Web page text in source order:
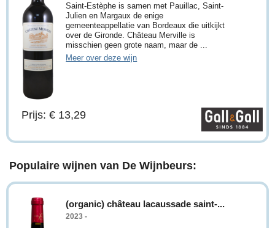
Saint-Estèphe is samen met Pauillac, Saint-
Julien en Margaux de enige
gemeenteappellatie van Bordeaux die uitkijkt
over de Gironde. Château Merville is
misschien geen grote naam, maar de ...
Meer over deze wijn
Prijs: € 13,29
Populaire wijnen van De Wijnbeurs:
(organic) château lacaussade saint-...
2023 -